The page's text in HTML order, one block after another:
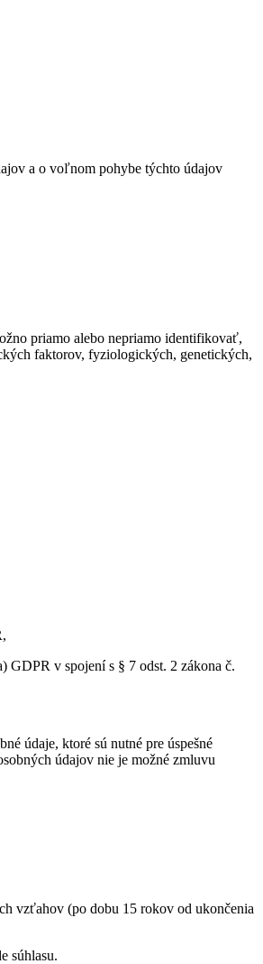
a o voľnom pohybe týchto údajov
priamo alebo nepriamo identifikovať,
faktorov, fyziologických, genetických,
GDPR v spojení s § 7 odst. 2 zákona č.
údaje, ktoré sú nutné pre úspešné
údajov nie je možné zmluvu
vzťahov (po dobu 15 rokov od ukončenia
súhlasu.